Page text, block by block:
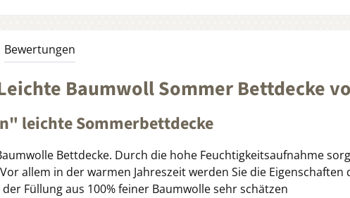
Bewertungen
Baumwoll Sommer Bettdecke
leichte Sommerbettdecke
Bettdecke. Durch die hohe Feuchtigkeitsaufnahme
allem in der warmen Jahreszeit werden Sie die
Füllung aus 100% feiner Baumwolle sehr schätzen